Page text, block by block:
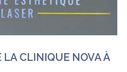
CLINIQUE NOVA À